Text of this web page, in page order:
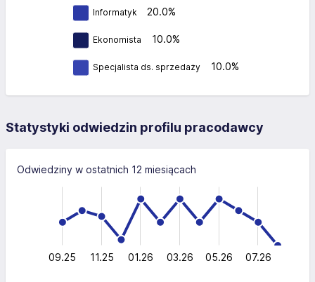
Informatyk 20.0%
Ekonomista 10.0%
Specjalista ds. sprzedaży 10.0%
Statystyki odwiedzin profilu pracodawcy
Odwiedziny w ostatnich 12 miesiącach
L
09.25 11.25 01.26 03.26 05.26 07.26